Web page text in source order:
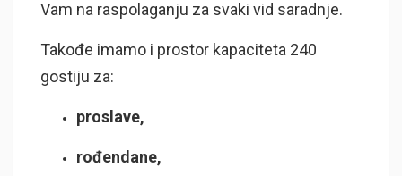
Vam na raspolaganju za svaki vid saradnje.
Takođe imamo i prostor kapaciteta 240
gostiju za:
proslave,
rođendane,